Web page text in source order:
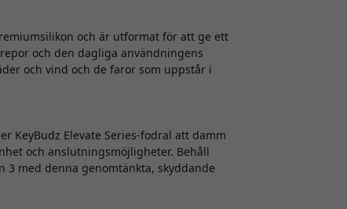
och är utformat för att ge ett
och den dagliga användningens
och vind och de faror som uppstår i
KeyBudz Elevate Series-fodral att damm
och anslutningsmöjligheter. Behåll
3 med denna genomtänkta, skyddande